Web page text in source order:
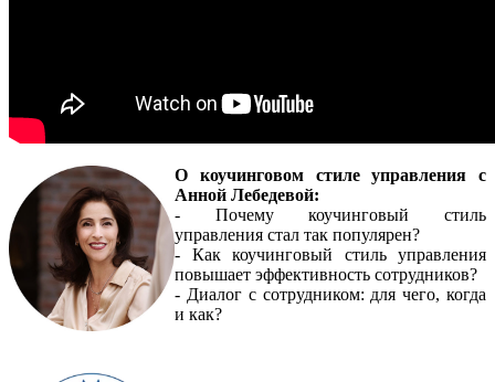
О коучинговом стиле управления с
Анной Лебедевой:
- Почему коучинговый стиль
управления стал так популярен?
- Как коучинговый стиль управления
повышает эффективность сотрудников?
- Диалог с сотрудником: для чего, когда
и как?